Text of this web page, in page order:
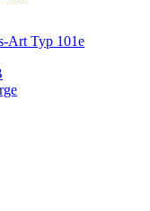
Art Typ 101e